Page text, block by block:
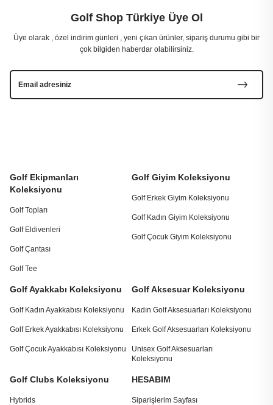
Golf Ekipmanları
Koleksiyonu
Golf Topları
Golf Eldivenleri
Golf Çantası
Golf Tee
Golf Giyim Koleksiyonu
Golf Erkek Giyim Koleksiyonu
Golf Kadın Giyim Koleksiyonu
Golf Çocuk Giyim Koleksiyonu
Golf Ayakkabı Koleksiyonu
Golf Kadın Ayakkabısı Koleksiyonu
Golf Erkek Ayakkabısı Koleksiyonu
Golf Çocuk Ayakkabısı Koleksiyonu
Golf Aksesuar Koleksiyonu
Kadın Golf Aksesuarları Koleksiyonu
Erkek Golf Aksesuarları Koleksiyonu
Unisex Golf Aksesuarları
Koleksiyonu
Golf Clubs Koleksiyonu
Hybrids
HESABIM
Siparişlerim Sayfası
Golf Shop Türkiye Üye Ol
Üye olarak , özel indirim günleri , yeni çıkan ürünler, sipariş durumu gibi bir
çok bilgiden haberdar olabilirsiniz.